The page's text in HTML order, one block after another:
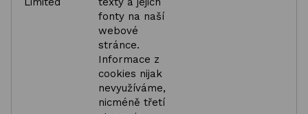
fonty na naší
webové
stránce.
Informace z
cookies nijak
nevyužíváme,
nicméně třetí